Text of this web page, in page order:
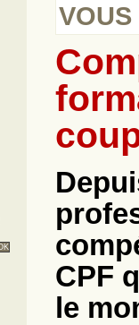
VOUS
CPF
le